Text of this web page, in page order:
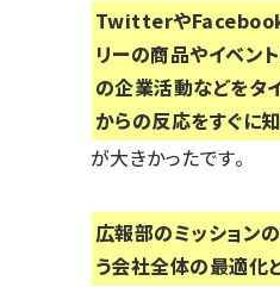
TwitterやFacebook
リーの商品やイベン
の企業活動などをタ
からの反応をすぐに
が大きかったです。
広報部のミッション
う会社全体の最適化